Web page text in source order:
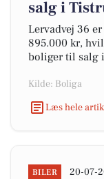
salg i
Lervadvej 36
895.000 kr,
boliger til salg
Kilde: Boliga
Læs hele
BILER 20-07-